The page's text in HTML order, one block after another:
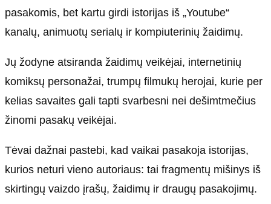
pasakomis, bet kartu girdi istorijas iš „Youtube“
kanalų, animuotų serialų ir kompiuterinių žaidimų.
Jų žodyne atsiranda žaidimų veikėjai, internetinių
komiksų personažai, trumpų filmukų herojai, kurie per
kelias savaites gali tapti svarbesni nei dešimtmečius
žinomi pasakų veikėjai.
Tėvai dažnai pastebi, kad vaikai pasakoja istorijas,
kurios neturi vieno autoriaus: tai fragmentų mišinys iš
skirtingų vaizdo įrašų, žaidimų ir draugų pasakojimų.